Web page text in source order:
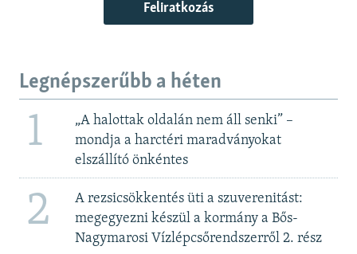
Feliratkozás
Legnépszerűbb a héten
1
„A halottak oldalán nem áll senki” –
mondja a harctéri maradványokat
elszállító önkéntes
2
A rezsicsökkentés üti a szuverenitást:
megegyezni készül a kormány a Bős-
Nagymarosi Vízlépcsőrendszerről 2. rész